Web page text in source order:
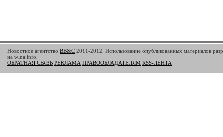
Новостное агентство BB&C 2011-2012. Использование опубликованных материалов
на wlna.info.
ОБРАТНАЯ СВЯЗЬ РЕКЛАМА ПРАВООБЛАДАТЕЛЯМ RSS-ЛЕНТА